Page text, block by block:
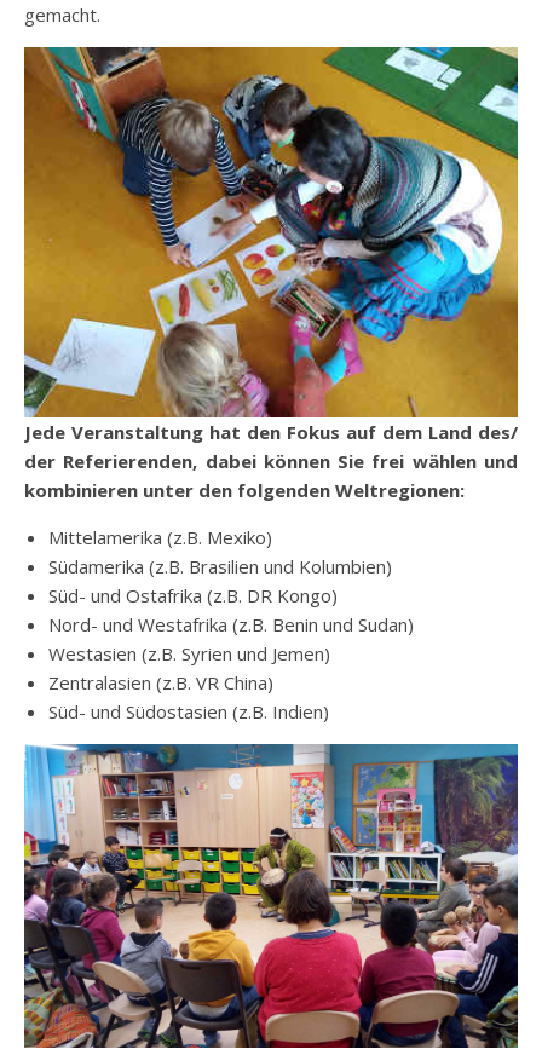
gemacht.
Jede Veranstaltung hat den Fokus auf dem Land des/
der Referierenden, dabei können Sie frei wählen und
kombinieren unter den folgenden Weltregionen:
Mittelamerika (z.B. Mexiko)
Südamerika (z.B. Brasilien und Kolumbien)
Süd- und Ostafrika (z.B. DR Kongo)
Nord- und Westafrika (z.B. Benin und Sudan)
Westasien (z.B. Syrien und Jemen)
Zentralasien (z.B. VR China)
Süd- und Südostasien (z.B. Indien)